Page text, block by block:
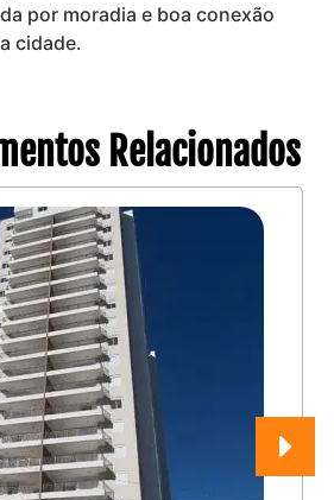
por moradia e boa conexão
cidade.
Relacionados